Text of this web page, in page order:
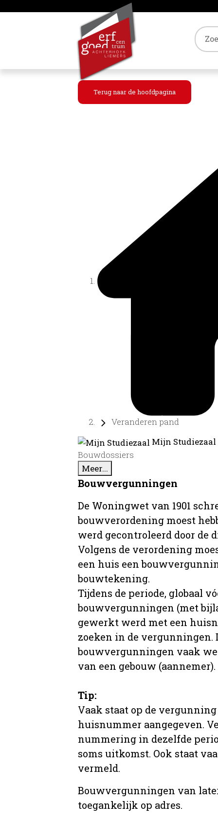
Terug naar de hoofdpagina
Veranderen pand
Mijn
Bouwdossiers
Meer...
Bouwvergunningen
De Woningwet van 1901
bouwverordening moest
werd gecontroleerd door de
Volgens de verordening
een huis een
bouwtekening.
Tijdens de periode, globaal
bouwvergunningen (met
gewerkt werd met een
zoeken in de vergunningen.
bouwvergunningen vaak
van een gebouw (aannemer).
Tip:
Vaak staat op de
huisnummer aangegeven.
nummering in dezelfde
soms uitkomst. Ook staat
vermeld.
Bouwvergunningen van
toegankelijk op adres.